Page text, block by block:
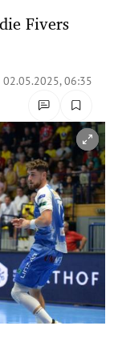
Fivers
02.05.2025, 06:35